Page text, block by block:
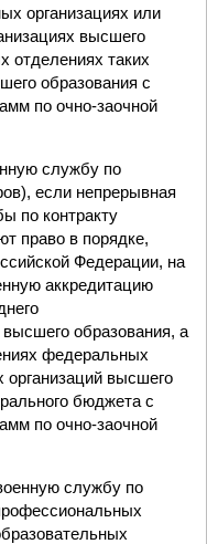
организациях или
высшего
отделениях таких
образования с
по очно-заочной
службу по
если непрерывная
по контракту
право в порядке,
Федерации, на
аккредитацию
образования, а
федеральных
организаций высшего
бюджета с
по очно-заочной
службу по